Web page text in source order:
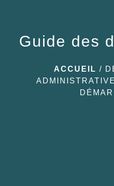
Guide des
ACCUEIL /